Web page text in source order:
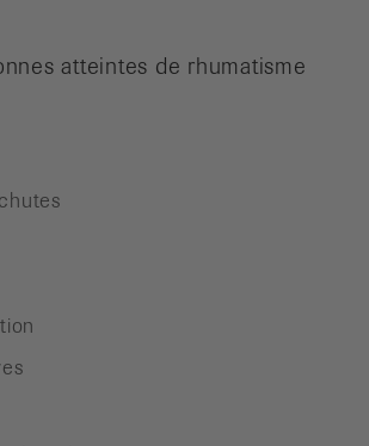
atteintes de rhumatisme